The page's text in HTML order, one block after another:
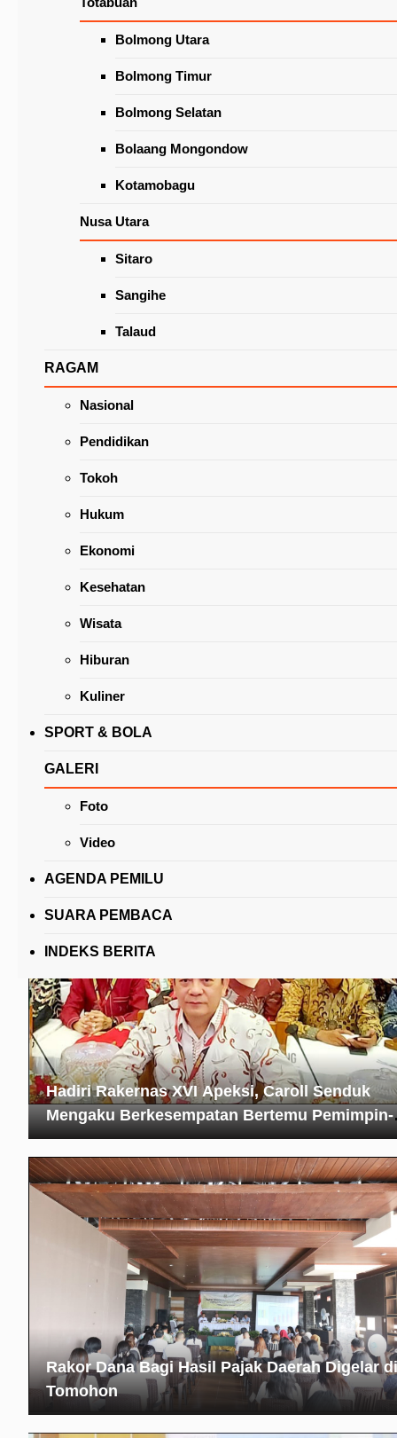
Bolmong Utara
Bolmong Timur
Bolmong Selatan
Bolaang Mongondow
Kotamobagu
Nusa Utara
Sitaro
Sangihe
Talaud
RAGAM
Nasional
Pendidikan
Tokoh
Hukum
Ekonomi
Kesehatan
Wisata
Hiburan
Kuliner
SPORT & BOLA
GALERI
Foto
Video
AGENDA PEMILU
SUARA PEMBACA
INDEKS BERITA
di Pasar Beriman Tomohon
Latest News
Seminar Kesetaraan Gender Warnai
Hari Kartini di Tomohon
13,7 Persen Tomohon Lampaui Target
Penurunan Stunting, Senduk: Kerja Keras
Hadiri Rakernas XVI Apeksi, Caroll Senduk
Mengaku Berkesempatan Bertemu Pemimpin-
pemimpin Hebat
Rakor Dana Bagi Hasil Pajak Daerah Digelar di
Tomohon